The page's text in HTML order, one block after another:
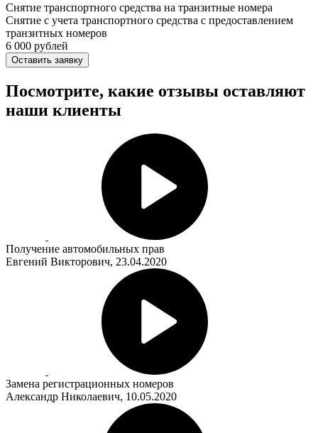
Снятие транспортного средства на транзитные номера
Снятие с учета транспортного средства с предоставлением
транзитных номеров
6 000 рублей
Оставить заявку
Посмотрите, какие отзывы оставляют
наши клиенты
Получение автомобильных прав
Евгений Викторович, 23.04.2020
Замена регистрационных номеров
Александр Николаевич, 10.05.2020